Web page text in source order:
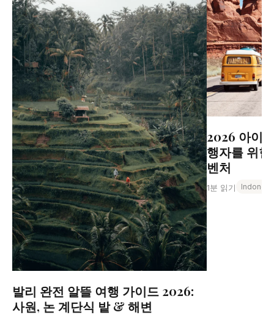
발리 완전 알뜰 여행 가이드 2026:
사원, 논 계단식 밭 & 해변
2026 아이
행자를 위
벤처
1분 읽기